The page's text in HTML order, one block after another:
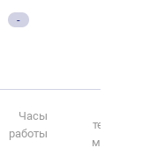
-
Часы
работы
телефона
магазина